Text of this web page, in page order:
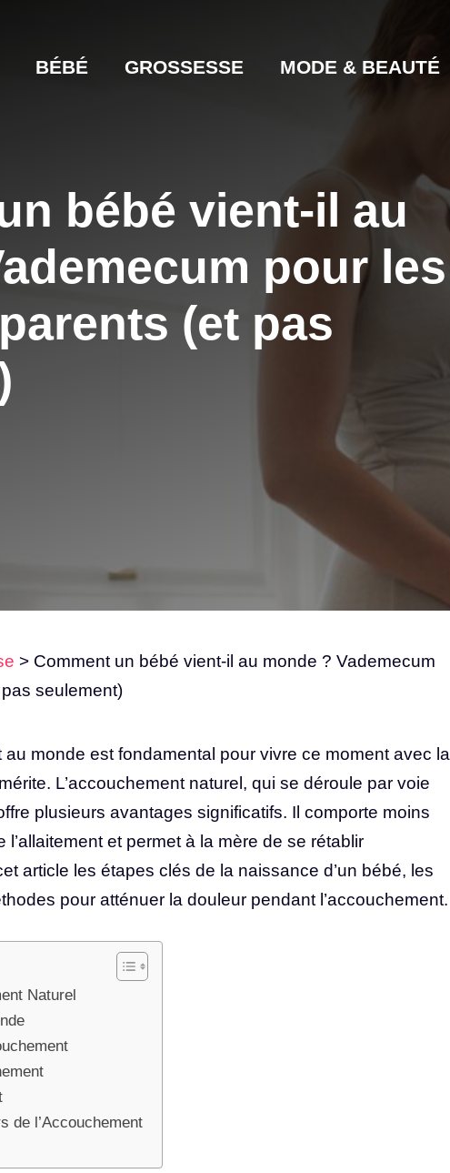
BÉBÉ GROSSESSE MODE & BEAUTÉ
bébé vient-il au
pour les
(et pas
> Comment un bébé vient-il au monde ? Vademecum
seulement)
monde est fondamental pour vivre ce moment avec la
L’accouchement naturel, qui se déroule par voie
plusieurs avantages significatifs. Il comporte moins
et permet à la mère de se rétablir
article les étapes clés de la naissance d’un bébé, les
pour atténuer la douleur pendant l’accouchement.
Naturel
de l’Accouchement